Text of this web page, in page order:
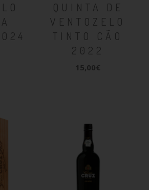
QUINTA DE
VENTOZELO
TINTO CÃO
2022
15,00€